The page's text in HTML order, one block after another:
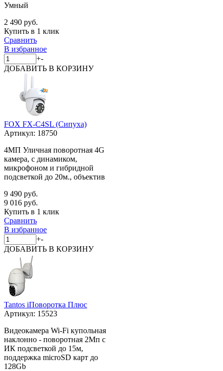
Умный
2 490 руб.
Купить в 1 клик
Сравнить
В избранное
+-
ДОБАВИТЬ В КОРЗИНУ
FOX FX-C4SL (Сипуха)
Артикул: 18750
4МП Уличная поворотная 4G
камера, с динамиком,
микрофоном и гибридной
подсветкой до 20м., объектив
9 490 руб.
9 016 руб.
Купить в 1 клик
Сравнить
В избранное
+-
ДОБАВИТЬ В КОРЗИНУ
Tantos iПоворотка Плюс
Артикул: 15523
Видеокамера Wi-Fi купольная
наклонно - поворотная 2Мп с
ИК подсветкой до 15м,
поддержка microSD карт до
128Gb